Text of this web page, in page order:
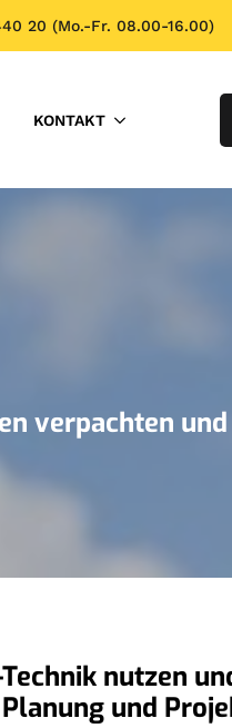
20 (Mo.-Fr. 08.00-16.00)
KONTAKT
verpachten
nutzen
und